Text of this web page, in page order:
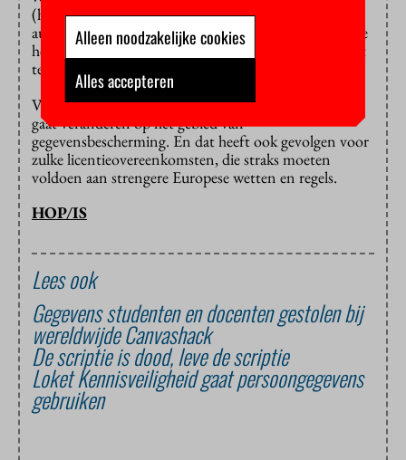
(hoger) onderwijs verdient de bescherming van
auteursrecht en persoonsgegevens extra aandacht.” Ze
heeft de instellingen verzocht dit onderwerp prioriteit
te geven.
Van Engelshoven wijst erop dat er op 25 mei van alles
gaat veranderen op het gebied van
gegevensbescherming. En dat heeft ook gevolgen voor
zulke licentieovereenkomsten, die straks moeten
voldoen aan strengere Europese wetten en regels.
HOP/IS
Lees ook
Gegevens studenten en docenten gestolen bij
wereldwijde Canvashack
De scriptie is dood, leve de scriptie
Loket Kennisveiligheid gaat persoongegevens
gebruiken
Alleen noodzakelijke cookies
Alles accepteren